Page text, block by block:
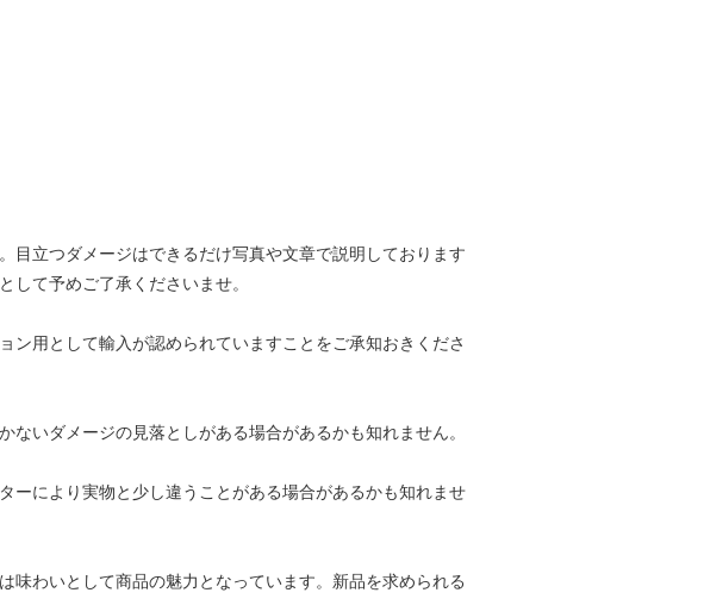
目立つダメージはできるだけ写真や文章で説明しております
て予めご了承くださいませ。
ン用として輸入が認められていますことをご承知おきくださ
いダメージの見落としがある場合があるかも知れません。
ーにより実物と少し違うことがある場合があるかも知れませ
味わいとして商品の魅力となっています。新品を求められる